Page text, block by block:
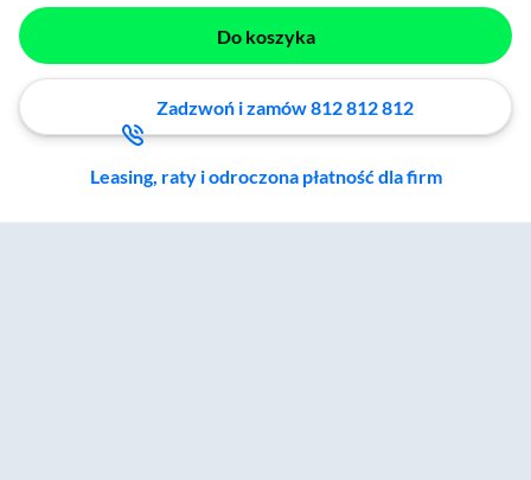
Do koszyka
Zadzwoń i zamów 812 812 812
Leasing, raty i odroczona płatność dla firm